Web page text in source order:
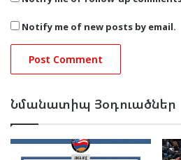
Notify me of new posts by email.
Նմանատիպ Յօդուածներ